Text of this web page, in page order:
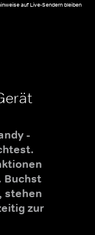
auf Live-Sendern bleiben
-
Buchst
stehen
zur